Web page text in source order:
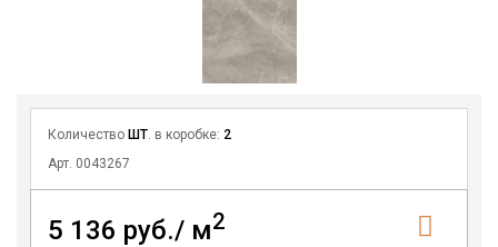
Количество ШТ . в коробке: 2
Арт. 0043267
5 136 руб./ м2